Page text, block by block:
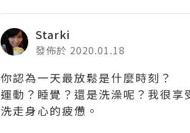
Starki
發佈於 2020.01.18
你認為一天最放鬆是什麼時刻？
運動？睡覺？還是洗澡呢？我很
洗走身心的疲憊。